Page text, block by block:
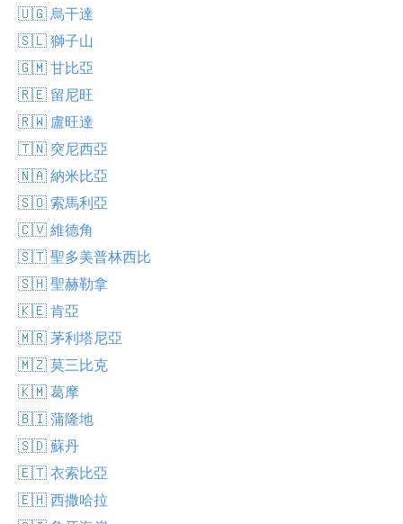
🇺🇬 烏干達
🇸🇱 獅子山
🇬🇲 甘比亞
🇷🇪 留尼旺
🇷🇼 盧旺達
🇹🇳 突尼西亞
🇳🇦 納米比亞
🇸🇴 索馬利亞
🇨🇻 維德角
🇸🇹 聖多美普林西比
🇸🇭 聖赫勒拿
🇰🇪 肯亞
🇲🇷 茅利塔尼亞
🇲🇿 莫三比克
🇰🇲 葛摩
🇧🇮 蒲隆地
🇸🇩 蘇丹
🇪🇹 衣索比亞
🇪🇭 西撒哈拉